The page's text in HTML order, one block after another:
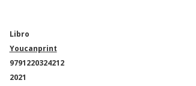
Libro
Youcanprint
9791220324212
2021